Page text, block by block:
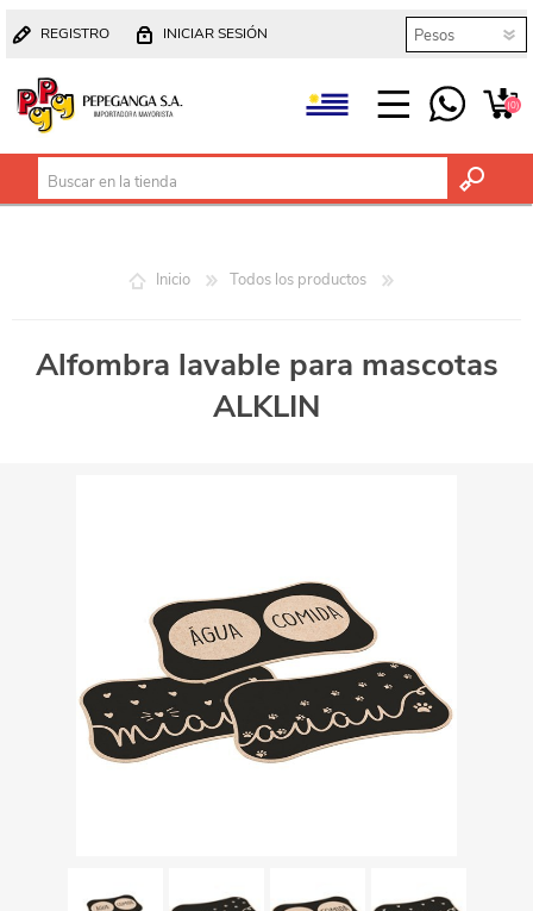
REGISTRO INICIAR SESIÓN
(0)
Inicio Todos los productos
Alfombra lavable para mascotas
ALKLIN